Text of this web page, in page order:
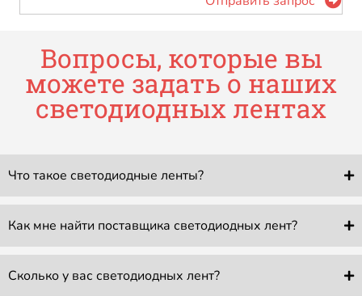
Вопросы, которые вы
можете задать о наших
светодиодных лентах
Что такое светодиодные ленты?
Как мне найти поставщика светодиодных лент?
Сколько у вас светодиодных лент?